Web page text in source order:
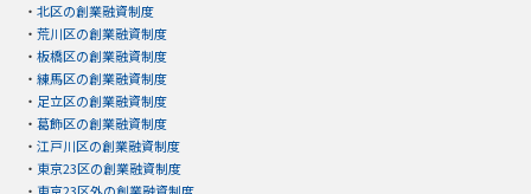
・ 北区の創業融資制度
・ 荒川区の創業融資制度
・ 板橋区の創業融資制度
・ 練馬区の創業融資制度
・ 足立区の創業融資制度
・ 葛飾区の創業融資制度
・ 江戸川区の創業融資制度
・ 東京23区の創業融資制度